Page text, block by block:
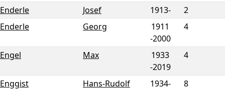
Enderle
Josef 1913-
2
Enderle
Georg
1911
-2000
4
Engel Max
1933
-2019
4
Enggist Hans-Rudolf 1934-
8